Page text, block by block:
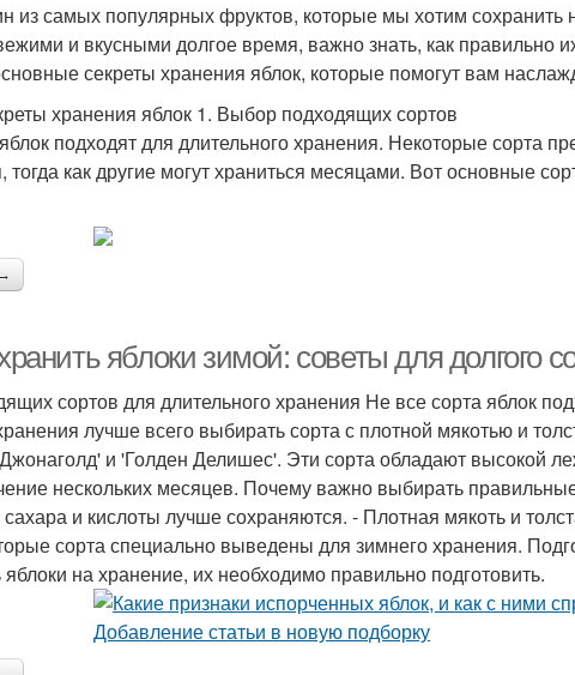
из самых популярных фруктов, которые мы хотим сохранить
и вкусными долгое время, важно знать, как правильно
секреты хранения яблок, которые помогут вам
хранения яблок 1. Выбор подходящих сортов
подходят для длительного хранения. Некоторые сорта
тогда как другие могут храниться месяцами. Вот основные
яблоки зимой: советы для долгого
сортов для длительного хранения Не все сорта яблок
лучше всего выбирать сорта с плотной мякотью и
и 'Голден Делишес'. Эти сорта обладают высокой
нескольких месяцев. Почему важно выбирать
и кислоты лучше сохраняются. - Плотная мякоть и
сорта специально выведены для зимнего хранения.
яблоки на хранение, их необходимо правильно подготовить.